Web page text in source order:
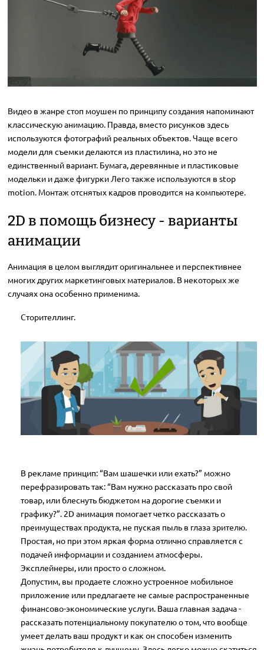
Видео в жанре стоп моушен по принципу создания напоминают
классическую анимацию. Правда, вместо рисунков здесь
используются фотографий реальных объектов. Чаще всего
модели для съемки делаются из пластилина, но это не
единственный вариант. Бумага, деревянные и пластиковые
модельки и даже фигурки Лего также используются в stop
motion. Монтаж отснятых кадров проводится на компьютере.
2D в помощь бизнесу - варианты
анимации
Анимация в целом выглядит оригинальнее и перспективнее
многих других маркетинговых материалов. В некоторых же
случаях она особенно применима.
Сторителлинг.
В рекламе принцип: “Вам шашечки или ехать?” можно
перефразировать так: “Вам нужно рассказать про свой
товар, или блеснуть бюджетом на дорогие съемки и
графику?”. 2D анимация помогает четко рассказать о
преимуществах продукта, не пуская пыль в глаза зрителю.
Простая, но при этом яркая форма отлично справляется с
подачей информации и созданием атмосферы.
Эксплейнеры, или просто о сложном.
Допустим, вы продаете сложно устроенное мобильное
приложение или предлагаете не самые распространенные
финансово-экономические услуги. Ваша главная задача -
рассказать потенциальному покупателю о том, что вообще
умеет делать ваш продукт и как он способен изменить